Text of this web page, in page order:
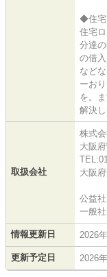
◆住宅
住宅
分達
の借
など
ーお
を。
解決し
取扱会社
株式
大阪
大阪
公益
一般
情報更新日 2026
更新予定日 2026